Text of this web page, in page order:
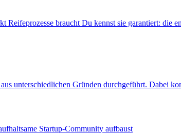
braucht Du kennst sie garantiert: die
unterschiedlichen Gründen durchgeführt. Dabei
Startup-Community aufbaust